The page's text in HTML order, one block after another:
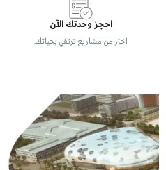
احجز وحدتك الآن
اختر من مشاريع ترتقي بحياتك.